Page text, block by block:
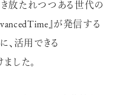
放たれつつある世代の
』が発信する
、活用できる
した。